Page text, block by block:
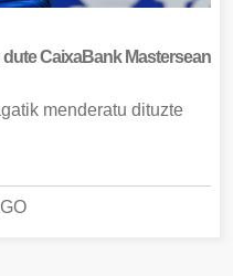
CaixaBank Mastersean
menderatu dituzte